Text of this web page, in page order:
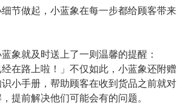
节做起，小蓝象在每一步都给顾客带来
象就及时送上了一则温馨的提醒：
经在路上啦！」不仅如此，小蓝象还附赠
小手册，帮助顾客在收到货品之前就对
提前解决他们可能会有的问题。